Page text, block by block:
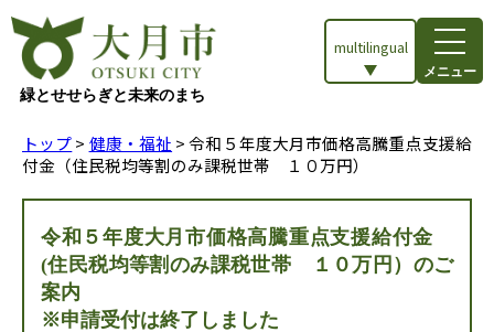
緑とせせらぎと未来のまち
multilingual
メニュー
トップ> 健康・福祉 > 令和５年度大月市価格高騰重点支援給
付金（住民税均等割のみ課税世帯 １０万円）
令和５年度大月市価格高騰重点支援給付金
(住民税均等割のみ課税世帯 １０万円）のご
案内
※申請受付は終了しました